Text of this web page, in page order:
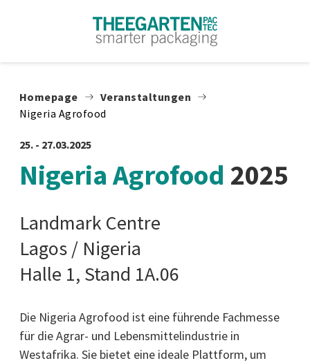
Homepage
Veranstaltungen
Nigeria Agrofood
25. - 27.03.2025
Nigeria Agrofood 2025
Landmark Centre
Lagos / Nigeria
Halle 1, Stand 1A.06
Die Nigeria Agrofood ist eine führende Fachmesse
für die Agrar- und Lebensmittelindustrie in
Westafrika. Sie bietet eine ideale Plattform, um